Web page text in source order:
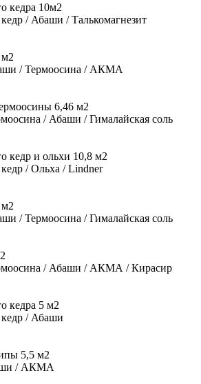
кедра 10м2
/ Абаши / Талькомагнезит
/ Термоосина / АКМА
6,46 м2
/ Абаши / Гималайская соль
кедр и ольхи 10,8 м2
/ Ольха / Lindner
/ Термоосина / Гималайская соль
/ Абаши / АКМА / Кирасир
кедра 5 м2
/ Абаши
5,5 м2
/ АКМА